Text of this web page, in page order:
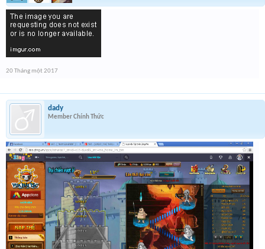
20 Tháng một 2017
dady
Member Chính Thức